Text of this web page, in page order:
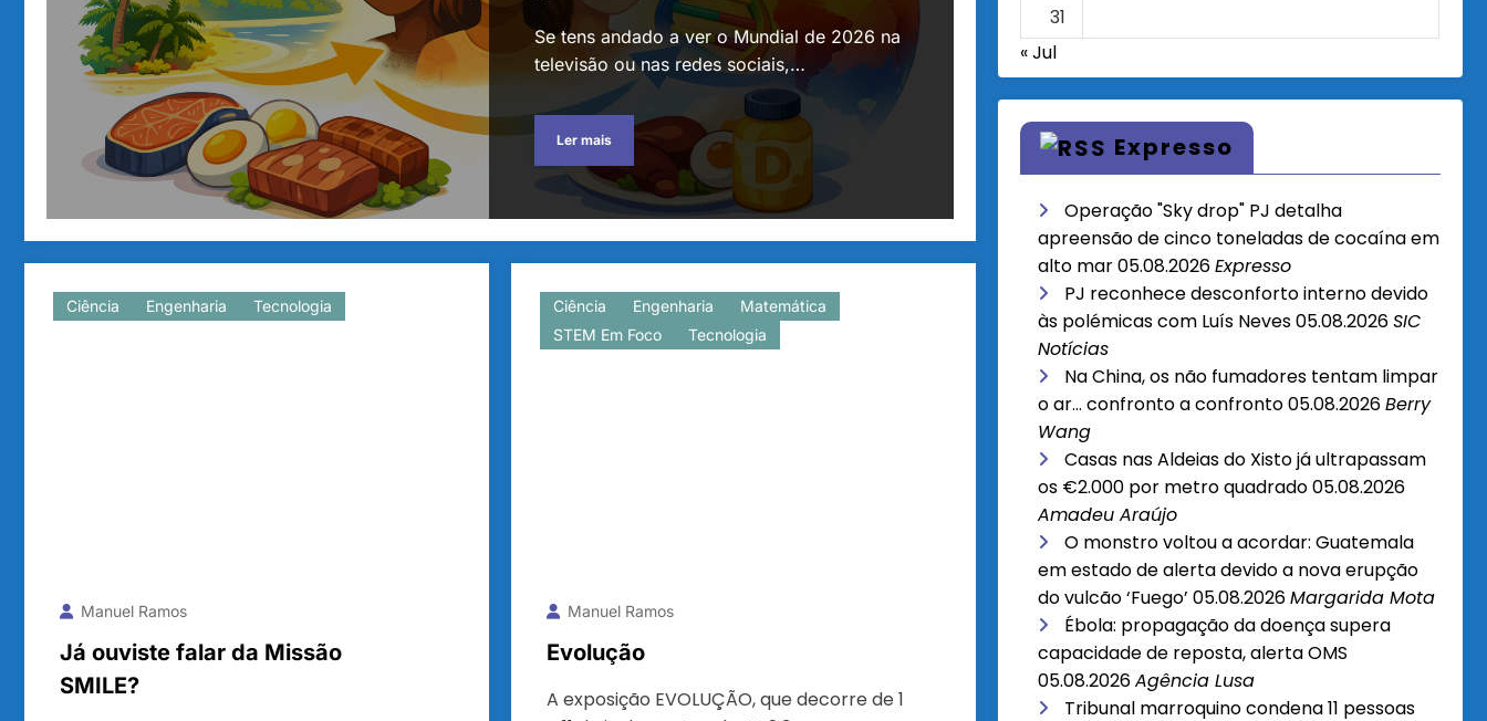
Se tens andado a ver o Mundial de 2026 na
televisão ou nas redes sociais,…
Ler mais
Ciência Engenharia Tecnologia
Manuel Ramos
Já ouviste falar da Missão
SMILE?
Ciência Engenharia
Matemática
STEM Em Foco
Tecnologia
Manuel Ramos
Evolução
A exposição EVOLUÇÃO, que decorre de 1
31
« Jul
Expresso
Operação "Sky drop" PJ detalha
apreensão de cinco toneladas de cocaína em
alto mar05.08.2026Expresso
PJ reconhece desconforto interno devido
às polémicas com Luís Neves05.08.2026SIC
Notícias
Na China, os não fumadores tentam limpar
o ar… confronto a confronto05.08.2026Berry
Wang
Casas nas Aldeias do Xisto já ultrapassam
os €2.000 por metro quadrado05.08.2026
Amadeu Araújo
O monstro voltou a acordar: Guatemala
em estado de alerta devido a nova erupção
do vulcão ‘Fuego’ 05.08.2026Margarida Mota
Ébola: propagação da doença supera
capacidade de reposta, alerta OMS
05.08.2026Agência Lusa
Tribunal marroquino condena 11 pessoas